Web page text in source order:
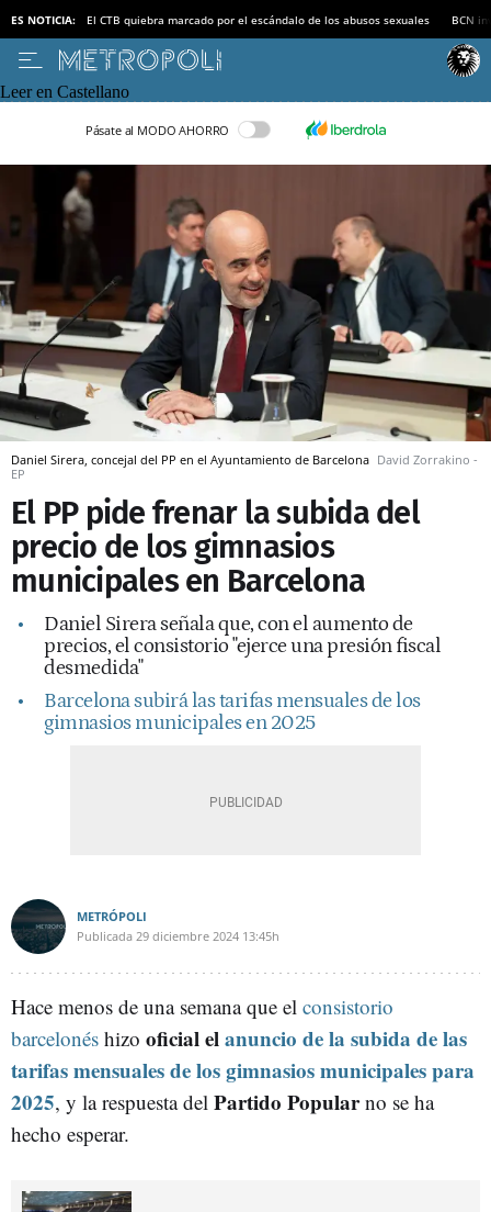
ES NOTICIA: El CTB quiebra marcado por el escándalo de los abusos sexuales BCN
Leer en Castellano
Pásate al MODO AHORRO
Daniel Sirera, concejal del PP en el Ayuntamiento de Barcelona David Zorrakino -
EP
El PP pide frenar la subida del
precio de los gimnasios
municipales en Barcelona
Daniel Sirera señala que, con el aumento de
precios, el consistorio "ejerce una presión fiscal
desmedida"
Barcelona subirá las tarifas mensuales de los
gimnasios municipales en 2025
METRÓPOLI
Publicada 29 diciembre 2024 13:45h
Hace menos de una semana que el consistorio
barcelonés hizo oficial elanuncio de la subida de las
tarifas mensuales de los gimnasios municipales para
2025, y la respuesta del Partido Popularno se ha
hecho esperar.